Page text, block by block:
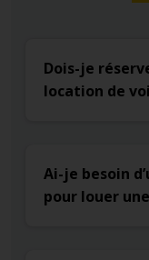
Dois-je
location de
Ai-je besoin
pour louer